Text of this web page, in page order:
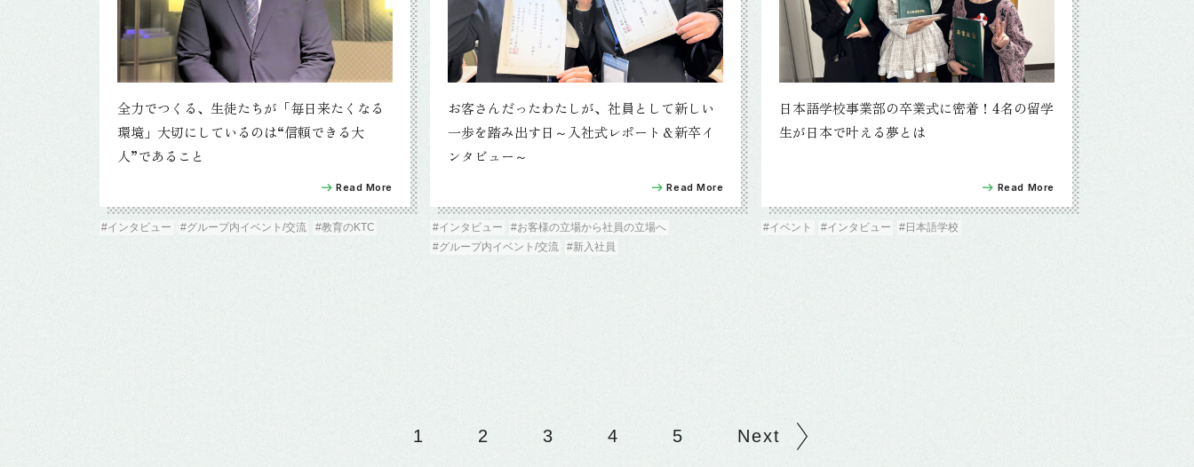
全力でつくる、生徒たちが「毎日来たくなる
環境」大切にしているのは“信頼できる大
人”であること
Read More
#インタビュー #グループ内イベント/交流 #教育のKTC
お客さんだったわたしが、社員として新しい
一歩を踏み出す日～入社式レポート＆新卒イ
ンタビュー～
Read More
#インタビュー
#お客様の立場から社員の立場へ
#グループ内イベント/交流
#新入社員
日本語学校事業部の卒業式に密着！4名の留学
生が日本で叶える夢とは
Read More
#イベント #インタビュー #日本語学校
1 2 3 4 5 Next